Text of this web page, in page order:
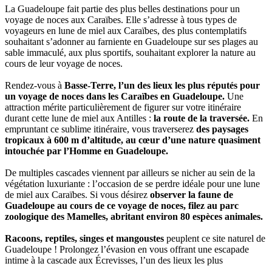
La Guadeloupe fait partie des plus belles destinations pour un
voyage de noces aux Caraïbes. Elle s’adresse à tous types de
voyageurs en lune de miel aux Caraïbes, des plus contemplatifs
souhaitant s’adonner au farniente en Guadeloupe sur ses plages au
sable immaculé, aux plus sportifs, souhaitant explorer la nature au
cours de leur voyage de noces.
Rendez-vous à Basse-Terre, l’un des lieux les plus réputés pour
un voyage de noces dans les Caraïbes en Guadeloupe. Une
attraction mérite particulièrement de figurer sur votre itinéraire
durant cette lune de miel aux Antilles : la route de la traversée. En
empruntant ce sublime itinéraire, vous traverserez des paysages
tropicaux à 600 m d’altitude, au cœur d’une nature quasiment
intouchée par l’Homme en Guadeloupe.
De multiples cascades viennent par ailleurs se nicher au sein de la
végétation luxuriante : l’occasion de se perdre idéale pour une lune
de miel aux Caraïbes. Si vous désirez observer la faune de
Guadeloupe au cours de ce voyage de noces, filez au parc
zoologique des Mamelles, abritant environ 80 espèces animales.
Racoons, reptiles, singes et mangoustes peuplent ce site naturel de
Guadeloupe ! Prolongez l’évasion en vous offrant une escapade
intime à la cascade aux Écrevisses, l’un des lieux les plus